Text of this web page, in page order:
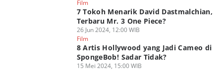
Film
7 Tokoh Menarik David Dastmalchian,
Terbaru Mr. 3 One Piece?
26 Jun 2024, 12:00 WIB
Film
8 Artis Hollywood yang Jadi Cameo di
SpongeBob! Sadar Tidak?
15 Mei 2024, 15:00 WIB